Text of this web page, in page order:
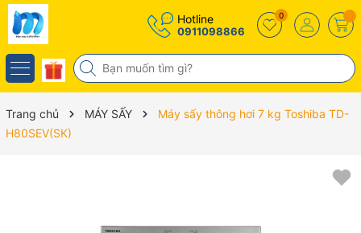
Hotline
0911098866
0
Trang chủ MÁY SẤY
Máy sấy thông hơi 7 kg Toshiba TD-
H80SEV(SK)